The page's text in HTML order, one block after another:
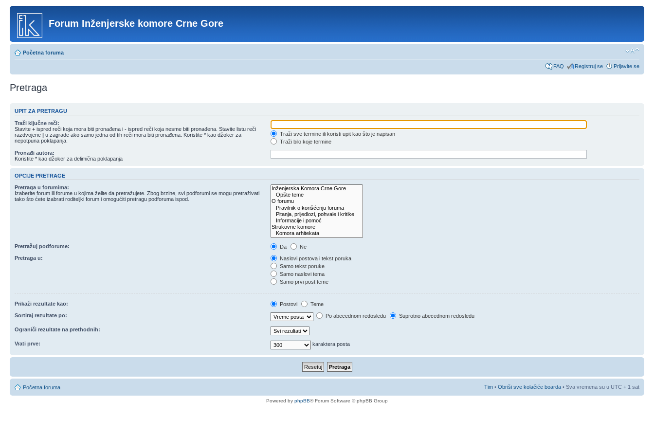
Forum Inženjerske komore Crne Gore
Početna foruma
FAQ Registruj se Prijavite se
Pretraga
UPIT ZA PRETRAGU
Traži ključne reči:
Stavite + ispred reči koja mora biti pronađena i - ispred reči koja nesme biti pronađena. Stavite listu reči
razdvojene | u zagrade ako samo jedna od tih reči mora biti pronađena. Koristite * kao džoker za
nepotpuna poklapanja.
Traži sve termine ili koristi upit kao što je napisan
Traži bilo koje termine
Pronađi autora:
Koristite * kao džoker za delimična poklapanja
OPCIJE PRETRAGE
Pretraga u forumima:
Izaberite forum ili forume u kojima želite da pretražujete. Zbog brzine, svi podforumi se mogu pretraživati
tako što ćete izabrati roditeljki forum i omogućiti pretragu podforuma ispod.
Pretražuj podforume: Da
Ne
Pretraga u:
Naslovi postova i tekst poruka
Samo tekst poruke
Samo naslovi tema
Samo prvi post teme
Prikaži rezultate kao: Postovi
Teme
Sortiraj rezultate po:
Po abecednom redosledu Suprotno abecednom redosledu
Ograniči rezultate na prethodnih:
Vrati prve: karaktera posta
Početna foruma Tim • Obriši sve kolačiće boarda • Sva vremena su u UTC + 1 sat
Powered by phpBB® Forum Software © phpBB Group